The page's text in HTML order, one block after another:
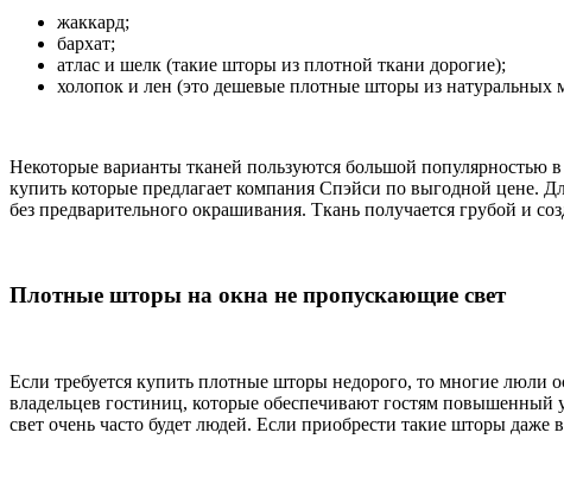
жаккард;
бархат;
атлас и шелк (такие шторы из плотной ткани дорогие);
холопок и лен (это дешевые плотные шторы из натуральных
Некоторые варианты тканей пользуются большой популярностью
купить которые предлагает компания Спэйси по выгодной цене.
без предварительного окрашивания. Ткань получается грубой и
Плотные шторы на окна не пропускающие свет
Если требуется купить плотные шторы недорого, то многие люли
владельцев гостиниц, которые обеспечивают гостям повышенный
свет очень часто будет людей. Если приобрести такие шторы даже